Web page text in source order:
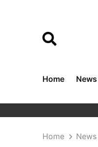
Home News
Home News